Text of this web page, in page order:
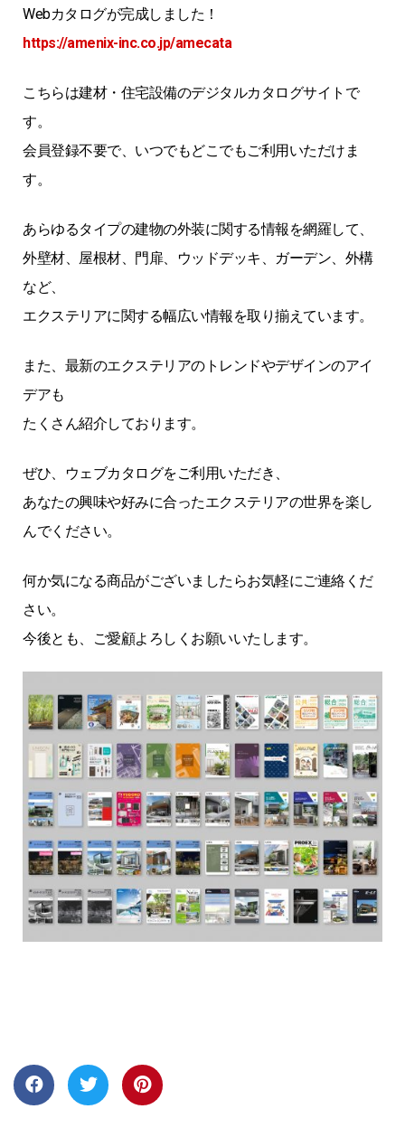
Webカタログが完成しました！
https://amenix-inc.co.jp/amecata
こちらは建材・住宅設備のデジタルカタログサイトで
す。
会員登録不要で、いつでもどこでもご利用いただけま
す。
あらゆるタイプの建物の外装に関する情報を網羅して、
外壁材、屋根材、門扉、ウッドデッキ、ガーデン、外構
など、
エクステリアに関する幅広い情報を取り揃えています。
また、最新のエクステリアのトレンドやデザインのアイ
デアも
たくさん紹介しております。
ぜひ、ウェブカタログをご利用いただき、
あなたの興味や好みに合ったエクステリアの世界を楽し
んでください。
何か気になる商品がございましたらお気軽にご連絡くだ
さい。
今後とも、ご愛顧よろしくお願いいたします。